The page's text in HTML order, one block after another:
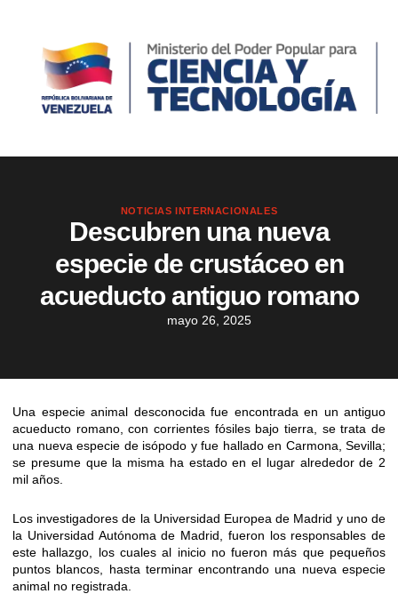
NOTICIAS INTERNACIONALES
Descubren una nueva
especie de crustáceo en
acueducto antiguo romano
mayo 26, 2025
Una especie animal desconocida fue encontrada en un antiguo
acueducto romano, con corrientes fósiles bajo tierra, se trata de
una nueva especie de isópodo y fue hallado en Carmona, Sevilla;
se presume que la misma ha estado en el lugar alrededor de 2
mil años.
Los investigadores de la Universidad Europea de Madrid y uno de
la Universidad Autónoma de Madrid, fueron los responsables de
este hallazgo, los cuales al inicio no fueron más que pequeños
puntos blancos, hasta terminar encontrando una nueva especie
animal no registrada.